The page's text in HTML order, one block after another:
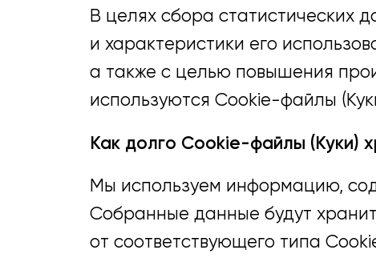
В целях сбора статистических
и характеристики его
а также с целью повышения
используются Cookie-файлы
Как долго Cookie-файлы (Куки)
Мы используем информацию,
Собранные данные будут
от соответствующего типа